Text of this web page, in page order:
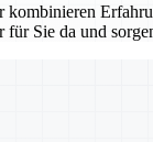
Sie da und